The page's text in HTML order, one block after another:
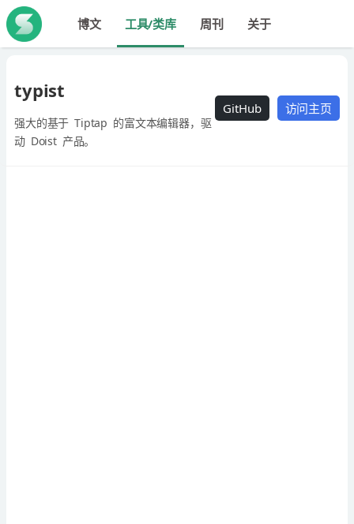
博文 工具/类库 周刊 关于
typist
强大的基于 Tiptap 的富文本编辑器，驱
动 Doist 产品。
GitHub 访问主页